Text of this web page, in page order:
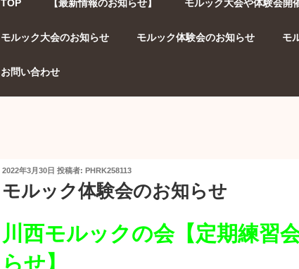
TOP 【最新情報のお知らせ】 モルック大会や体験会開
モルック大会のお知らせ モルック体験会のお知らせ モ
お問い合わせ
投
日:
2022年3月30日 投稿者: PHRK258113
モルック体験会のお知らせ
川西モルックの会【定期練習
らせ】